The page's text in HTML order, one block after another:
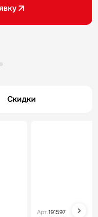
Скидки
Арт.191597